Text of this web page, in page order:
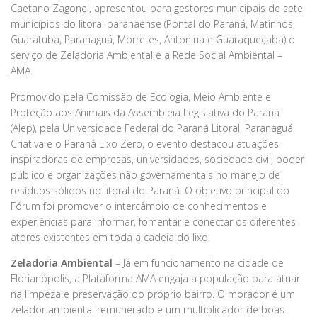
Caetano Zagonel, apresentou para gestores municipais de sete
municípios do litoral paranaense (Pontal do Paraná, Matinhos,
Guaratuba, Paranaguá, Morretes, Antonina e Guaraqueçaba) o
serviço de Zeladoria Ambiental e a Rede Social Ambiental –
AMA.
Promovido pela Comissão de Ecologia, Meio Ambiente e
Proteção aos Animais da Assembleia Legislativa do Paraná
(Alep), pela Universidade Federal do Paraná Litoral, Paranaguá
Criativa e o Paraná Lixo Zero, o evento destacou atuações
inspiradoras de empresas, universidades, sociedade civil, poder
público e organizações não governamentais no manejo de
resíduos sólidos no litoral do Paraná. O objetivo principal do
Fórum foi promover o intercâmbio de conhecimentos e
experiências para informar, fomentar e conectar os diferentes
atores existentes em toda a cadeia do lixo.
Zeladoria Ambiental – Já em funcionamento na cidade de
Florianópolis, a Plataforma AMA engaja a população para atuar
na limpeza e preservação do próprio bairro. O morador é um
zelador ambiental remunerado e um multiplicador de boas